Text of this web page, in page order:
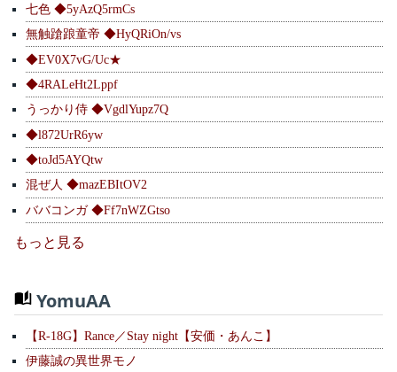
七色 ◆5yAzQ5rmCs
無触蹌踉童帝 ◆HyQRiOn/vs
◆EV0X7vG/Uc★
◆4RALeHt2Lppf
うっかり侍 ◆VgdlYupz7Q
◆l872UrR6yw
◆toJd5AYQtw
混ぜ人 ◆mazEBItOV2
ババコンガ ◆Ff7nWZGtso
もっと見る
YomuAA
【R-18G】Rance／Stay night【安価・あんこ】
伊藤誠の異世界モノ